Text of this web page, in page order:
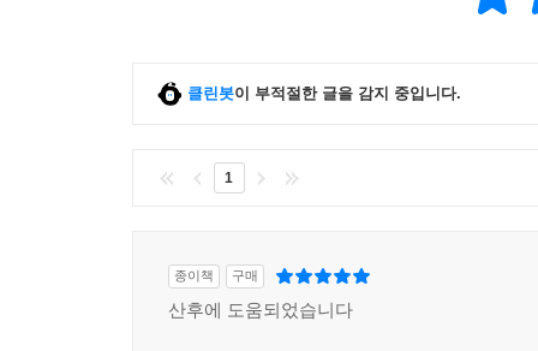
클린봇이 부적절한 글을 감지 중입니다.
1
종이책 구매
산후에 도움되었습니다